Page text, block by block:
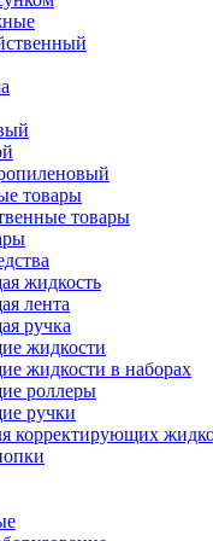
товары
товары
жидкость
лента
ручка
жидкости
жидкости в наборах
роллеры
ручки
корректирующих